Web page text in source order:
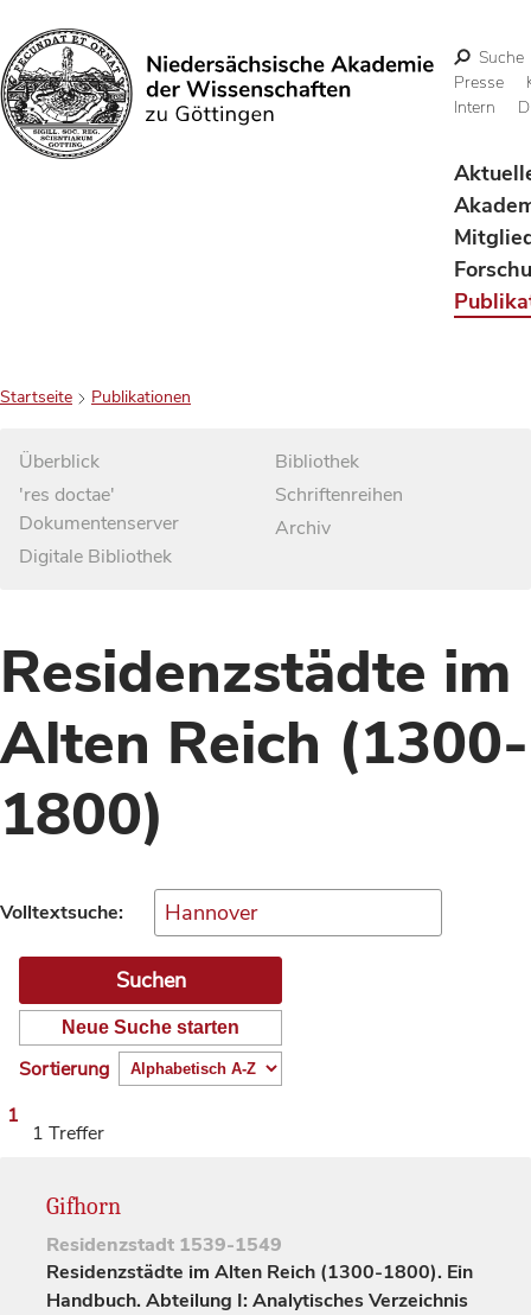
Suchen
Suche
Presse
Intern
Startseite Publikationen
Überblick
'res doctae'
Dokumentenserver
Digitale Bibliothek
Bibliothek
Schriftenreihen
Archiv
Residenzstädte im
Alten Reich (1300-
1800)
Volltextsuche:
Neue Suche starten
Sortierung
1
1 Treffer
Gifhorn
Residenzstadt 1539-1549
Residenzstädte im Alten Reich (1300-1800). Ein
Handbuch. Abteilung I: Analytisches Verzeichnis